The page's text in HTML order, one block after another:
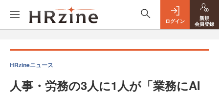
ログイン
新規
会員登録
HRzineニュース
人事・労務の3人に1人が「業務にAI